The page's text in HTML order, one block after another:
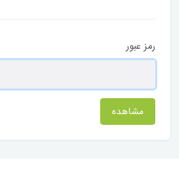
رمز عبور
مشاهده